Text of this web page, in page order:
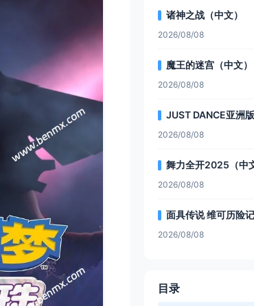
诸神之战（中文）
2026/08/08
魔王的迷宫（中文）
2026/08/08
JUST DANCE亚洲
2026/08/08
舞力全开2025（中
2026/08/08
面具传说 维可历险记
2026/08/08
目录